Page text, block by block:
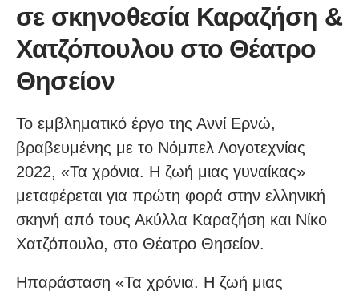
σε σκηνοθεσία Καραζήση &
Χατζόπουλου στο Θέατρο
Θησείον
Το εμβληματικό έργο της Αννί Ερνώ,
βραβευμένης με το Νόμπελ Λογοτεχνίας
2022, «Τα χρόνια. Η ζωή μιας γυναίκας»
μεταφέρεται για πρώτη φορά στην ελληνική
σκηνή από τους Ακύλλα Καραζήση και Νίκο
Χατζόπουλο, στο Θέατρο Θησείον.
Ηπαράσταση «Τα χρόνια. Η ζωή μιας